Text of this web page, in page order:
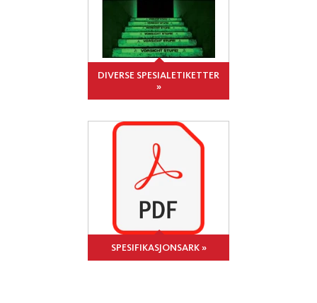
DIVERSE SPESIALETIKETTER
»
SPESIFIKASJONSARK »